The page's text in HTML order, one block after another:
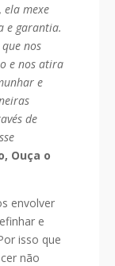
ela mexe
e garantia.
nos
e nos atira
e
de
Ouça o
envolver
e
isso que
não